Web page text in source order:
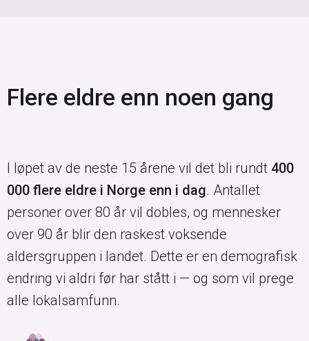
Flere eldre enn noen gang
I løpet av de neste 15 årene vil det bli rundt 400
000 flere eldre i Norge enn i dag. Antallet
personer over 80 år vil dobles, og mennesker
over 90 år blir den raskest voksende
aldersgruppen i landet. Dette er en demografisk
endring vi aldri før har stått i — og som vil prege
alle lokalsamfunn.